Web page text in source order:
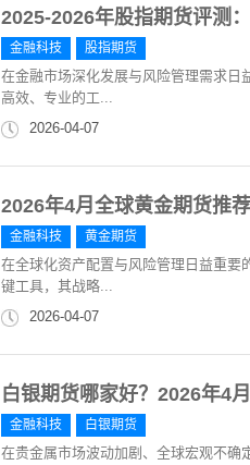
2025-2026年股指期货评测
金融科技 股指期货
在金融市场深化发展与风险管理需求日
高效、专业的工...
2026-04-07
2026年4月全球黄金期货推
金融科技 黄金期货
在全球化资产配置与风险管理日益重要
键工具，其战略...
2026-04-07
白银期货哪家好？2026年4
金融科技 白银期货
在贵金属市场波动加剧、全球宏观不确